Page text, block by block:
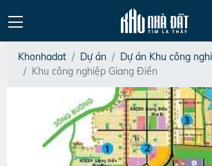
Khonhadat Dự án
Dự án Khu công
Khu công nghiệp Giang Điền